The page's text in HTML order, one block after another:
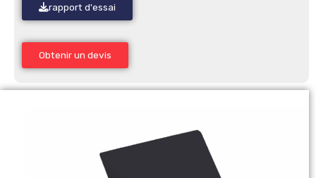
rapport d'essai
Obtenir un devis